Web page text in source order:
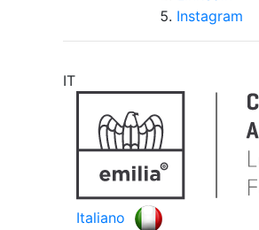
Instagram
IT
Italiano